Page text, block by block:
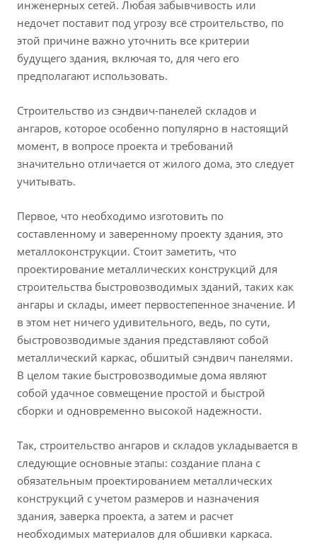
инженерных сетей. Любая забывчивость или
недочет поставит под угрозу всё строительство, по
этой причине важно уточнить все критерии
будущего здания, включая то, для чего его
предполагают использовать.
Строительство из сэндвич-панелей складов и
ангаров, которое особенно популярно в настоящий
момент, в вопросе проекта и требований
значительно отличается от жилого дома, это следует
учитывать.
Первое, что необходимо изготовить по
составленному и заверенному проекту здания, это
металлоконструкции. Стоит заметить, что
проектирование металлических конструкций для
строительства быстровозводимых зданий, таких как
ангары и склады, имеет первостепенное значение. И
в этом нет ничего удивительного, ведь, по сути,
быстровозводимые здания представляют собой
металлический каркас, обшитый сэндвич панелями.
В целом такие быстровозводимые дома являют
собой удачное совмещение простой и быстрой
сборки и одновременно высокой надежности.
Так, строительство ангаров и складов укладывается в
следующие основные этапы: создание плана с
обязательным проектированием металлических
конструкций с учетом размеров и назначения
здания, заверка проекта, а затем и расчет
необходимых материалов для обшивки каркаса.